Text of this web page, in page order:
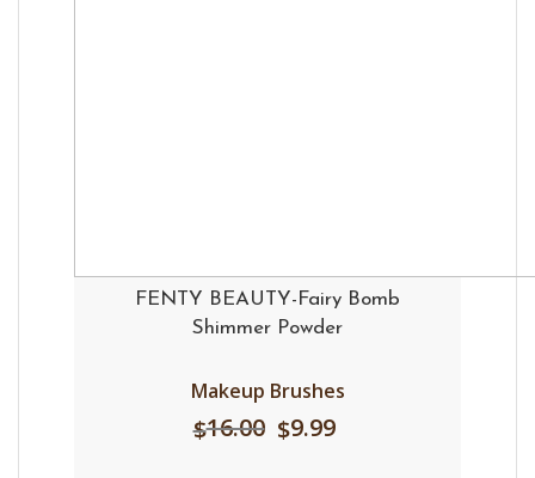
FENTY BEAUTY-Fairy Bomb
Shimmer Powder
Makeup Brushes
$16.00 $9.99